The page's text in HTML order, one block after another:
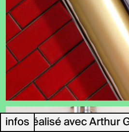
infosréalisé avec Arthur